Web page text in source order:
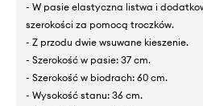
- W pasie elastyczna listwa i
szerokości za pomocą troczków.
- Z przodu dwie wsuwane kieszenie.
- Szerokość w pasie: 37 cm.
- Szerokość w biodrach: 60 cm.
- Wysokość stanu: 36 cm.